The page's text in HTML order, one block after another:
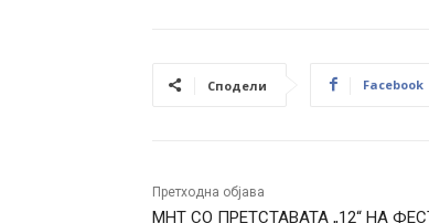
Сподели Facebook
Претходна објава
МНТ СО ПРЕТСТАВАТА „12“ НА